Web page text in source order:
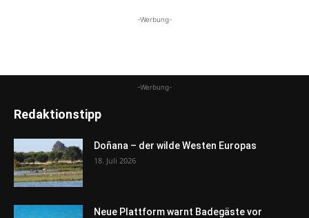
-Werbung-
-Werbung-
Redaktionstipp
Doñana – der wilde Westen Europas
18. Juli 2026
Neue Plattform warnt Badegäste vor